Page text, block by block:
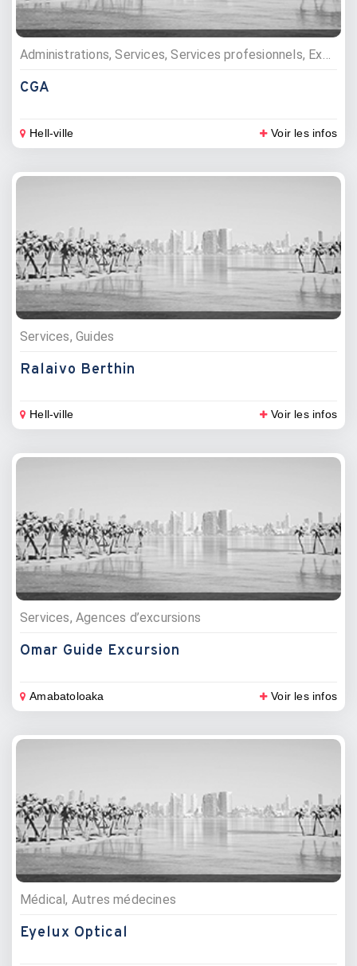
Administrations, Services, Services profesionnels, Experts
CGA
Hell-ville Voir les infos
Services, Guides
Ralaivo Berthin
Hell-ville Voir les infos
Services, Agences d’excursions
Omar Guide Excursion
Amabatoloaka Voir les infos
Médical, Autres médecines
Eyelux Optical